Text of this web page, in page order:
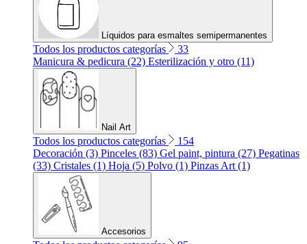
Líquidos para esmaltes semipermanentes
Todos los productos categorías
33
Manicura & pedicura (22) Esterilización y otro (11)
Nail Art
Todos los productos categorías
154
Decoración (3) Pinceles (83) Gel paint, pintura (27) Pegatinas
(33) Cristales (1) Hoja (5) Polvo (1) Pinzas Art (1)
Accesorios